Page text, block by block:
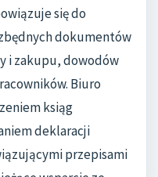
się do
dokumentów
i zakupu, dowodów
Biuro
ksiąg
deklaracji
przepisami